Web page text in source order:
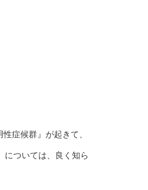
症候群』が起きて、
については、良く知ら